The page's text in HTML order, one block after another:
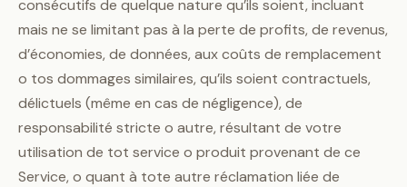
consécutifs de quelque nature qu’ils soient, incluant
mais ne se limitant pas à la perte de profits, de revenus,
d’économies, de données, aux coûts de remplacement
o tos dommages similaires, qu’ils soient contractuels,
délictuels (même en cas de négligence), de
responsabilité stricte o autre, résultant de votre
utilisation de tot service o produit provenant de ce
Service, o quant à tote autre réclamation liée de